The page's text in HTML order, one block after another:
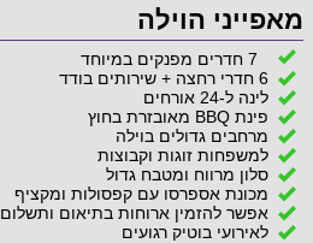
מאפייני הוילה
7 חדרים מפנקים במיוחד
6 חדרי רחצה + שירותים בודד
לינה ל-24 אורחים
פינת BBQ מאובזרת בחוץ
מרחבים גדולים בוילה
למשפחות זוגות וקבוצות
סלון מרווח ומטבח גדול
מכונת אספרסו עם קפסולות ומקציף
אפשר להזמין ארוחות בתיאום ותשלום
לאירועי בוטיק רגועים